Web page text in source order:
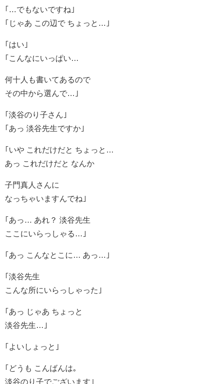
｢…でもないですね｣
｢じゃあ この辺で ちょっと…｣
｢はい｣
｢こんなにいっぱい…
何十人も書いてあるので
その中から選んで…｣
｢淡谷のり子さん｣
｢あっ 淡谷先生ですか｣
｢いや これだけだと ちょっと…
あっ これだけだと なんか
子門真人さんに
なっちゃいますんでね｣
｢あっ… あれ？ 淡谷先生
ここにいらっしゃる…｣
｢あっ こんなとこに… あっ…｣
｢淡谷先生
こんな所にいらっしゃった｣
｢あっ じゃあ ちょっと
淡谷先生…｣
｢よいしょっと｣
｢どうも こんばんは｡
淡谷のり子でございます｣